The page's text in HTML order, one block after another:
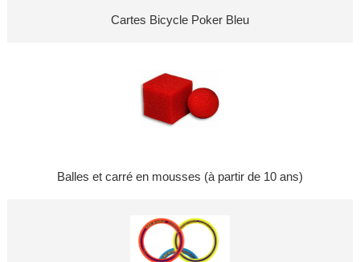
Cartes Bicycle Poker Bleu
Balles et carré en mousses (à partir de 10 ans)